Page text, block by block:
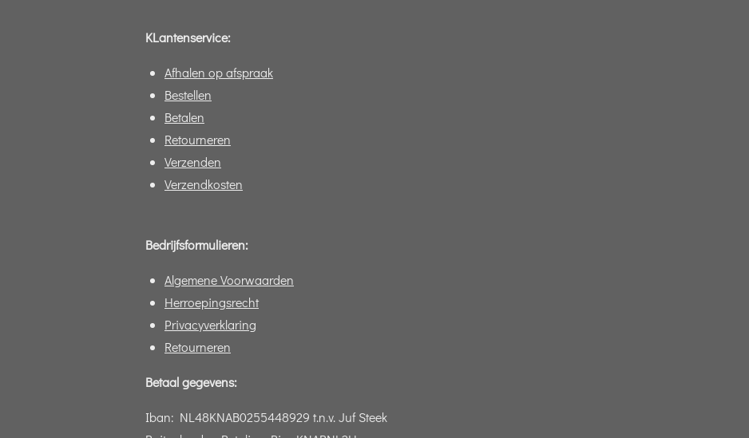
KLantenservice:
Afhalen op afspraak
Bestellen
Betalen
Retourneren
Verzenden
Verzendkosten
Bedrijfsformulieren:
Algemene Voorwaarden
Herroepingsrecht
Privacyverklaring
Retourneren
Betaal gegevens:
Iban: NL48KNAB0255448929 t.n.v. Juf Steek